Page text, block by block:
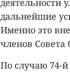
деятельности
дальнейшие
Именно это
членов Совета
По случаю 74-